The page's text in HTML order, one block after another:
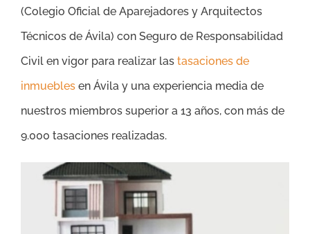
(Colegio Oficial de Aparejadores y Arquitectos
Técnicos de Ávila) con Seguro de Responsabilidad
Civil en vigor para realizar las tasaciones de
inmuebles en Ávila y una experiencia media de
nuestros miembros superior a 13 años, con más de
9.000 tasaciones realizadas.